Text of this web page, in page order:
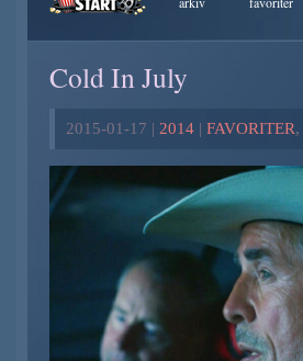
Cold In July
2015-01-17 | 2014 | FAVORITER,